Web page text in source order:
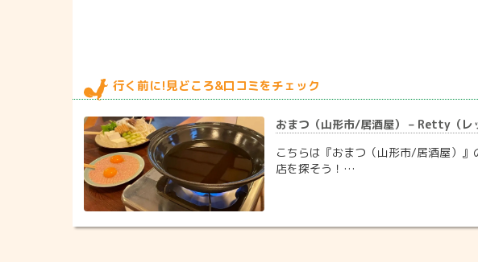
行く前に!見どころ&口コミをチェック
おまつ（山形市/居酒屋） – Retty（
こちらは『おまつ（山形市/居酒屋）
店を探そう！…